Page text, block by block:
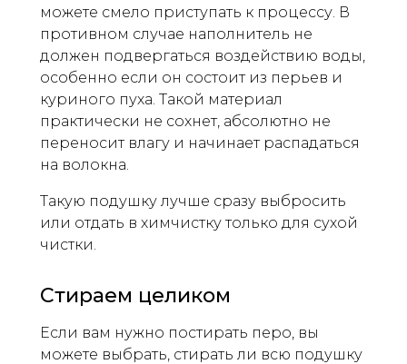
можете смело приступать к процессу. В
противном случае наполнитель не
должен подвергаться воздействию воды,
особенно если он состоит из перьев и
куриного пуха. Такой материал
практически не сохнет, абсолютно не
переносит влагу и начинает распадаться
на волокна.
Такую подушку лучше сразу выбросить
или отдать в химчистку только для сухой
чистки.
Стираем целиком
Если вам нужно постирать перо, вы
можете выбрать, стирать ли всю подушку